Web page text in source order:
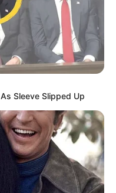
Sleeve Slipped Up